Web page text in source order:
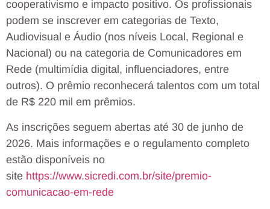
cooperativismo e impacto positivo. Os profissionais
podem se inscrever em categorias de Texto,
Audiovisual e Áudio (nos níveis Local, Regional e
Nacional) ou na categoria de Comunicadores em
Rede (multimídia digital, influenciadores, entre
outros). O prêmio reconhecerá talentos com um total
de R$ 220 mil em prêmios.
As inscrições seguem abertas até 30 de junho de
2026. Mais informações e o regulamento completo
estão disponíveis no
site https://www.sicredi.com.br/site/premio-
comunicacao-em-rede